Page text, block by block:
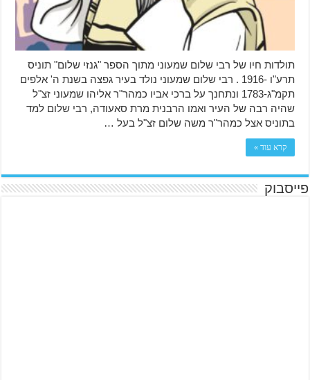
תולדות חיו של רבי שלום שמעוני מתוך הספר "גנזי שלום" תוניס
תרע"ו -1916 . רבי שלום שמעוני נולד בעיר גפצה בשנת ה' אלפים
תקמ"ג-1783 ונתחנך על ברכי אביו כמהר"ר אליהו שמעוני זצ"ל
שהיה רבה של העיר ואמו הרבנית מרת סאעודה, רבי שלום למד
בתוניס אצל כמהר"ר משה שלום זצ"ל בעל …
קרא עוד »
פייסבוק